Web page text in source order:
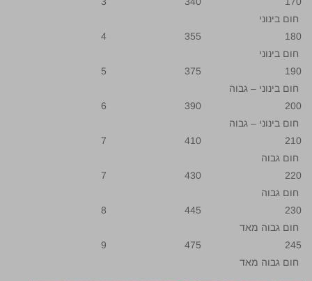
חום בינוני
חום בינוני
חום בינוני – גבוה
חום בינוני – גבוה
חום גבוה
חום גבוה
חום גבוה מאד
חום גבוה מאד